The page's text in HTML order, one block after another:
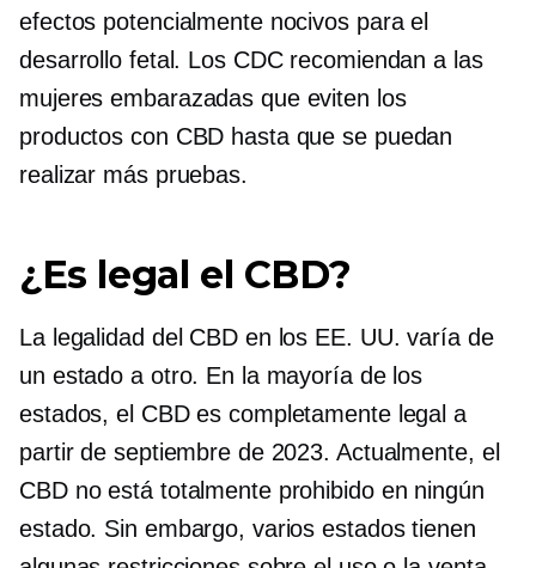
efectos potencialmente nocivos para el
desarrollo fetal. Los CDC recomiendan a las
mujeres embarazadas que eviten los
productos con CBD hasta que se puedan
realizar más pruebas.
¿Es legal el CBD?
La legalidad del CBD en los EE. UU. varía de
un estado a otro. En la mayoría de los
estados, el CBD es completamente legal a
partir de septiembre de 2023. Actualmente, el
CBD no está totalmente prohibido en ningún
estado. Sin embargo, varios estados tienen